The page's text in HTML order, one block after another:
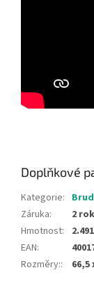
Doplňkové
Kategorie:
Záruka:
2
Hmotnost:
EAN:
Rozměry:: 66,5